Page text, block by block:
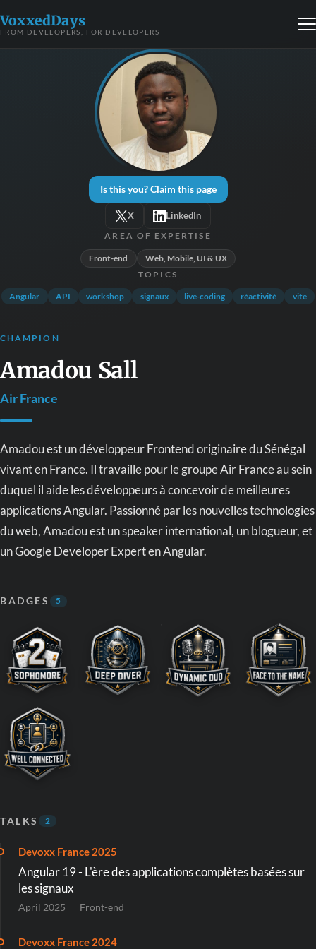
VoxxedDays
FROM DEVELOPERS, FOR DEVELOPERS
Is this you? Claim this page
X LinkedIn
AREA OF EXPERTISE
Front-end Web, Mobile, UI & UX
TOPICS
Angular API workshop signaux live-coding réactivité vite
CHAMPION
Amadou Sall
Air France
Amadou est un développeur Frontend originaire du Sénégal
vivant en France. Il travaille pour le groupe Air France au sein
duquel il aide les développeurs à concevoir de meilleures
applications Angular. Passionné par les nouvelles technologies
du web, Amadou est un speaker international, un blogueur, et
un Google Developer Expert en Angular.
BADGES 5
TALKS 2
Devoxx France 2025
Angular 19 - L'ère des applications complètes basées sur
les signaux
April 2025 Front-end
Devoxx France 2024